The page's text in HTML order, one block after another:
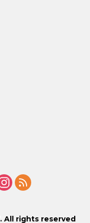
. All rights reserved